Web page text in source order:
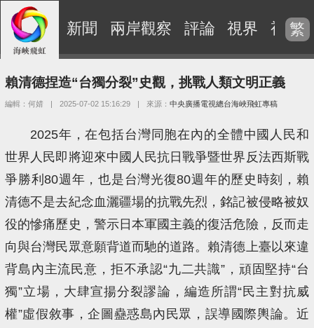
新聞 兩岸觀察 評論 視界 視頻
繁
賴清德捏造“台獨分裂”史觀，挑戰人類文明正義
編輯：何婧 | 2025-07-02 15:16:29 | 來源：中央廣播電視總台海峽飛虹專稿
2025年，在包括台灣同胞在內的全體中國人民和
世界人民即將迎來中國人民抗日戰爭暨世界反法西斯戰
爭勝利80週年，也是台灣光復80週年的歷史時刻，賴
清德不是去紀念血灑疆場的抗戰先烈，銘記被侵略被奴
役的慘痛歷史，警示日本軍國主義的復活危險，反而走
向與台灣民眾意願背道而馳的道路。賴清德上臺以來違
背島內主流民意，拒不承認“九二共識”，頑固堅持“台
獨”立場，大肆宣揚分裂謬論，編造所謂“民主對抗威
權”虛假敘事，企圖蠱惑島內民眾，誤導國際輿論。近